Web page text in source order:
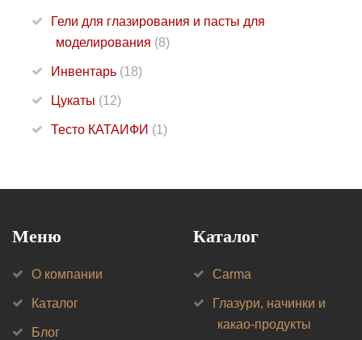
Гели для глазирования и пасты для
моделирования (8)
Инвентарь (18)
Цукаты (12)
Тесто КАТАИФИ (1)
Меню
О компании
Каталог
Блог
Каталог
Carma
Глазури, начинки и
какао-продукты